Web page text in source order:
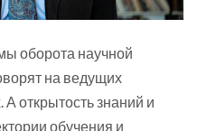
оборота научной
на ведущих
открытость знаний и
обучения и